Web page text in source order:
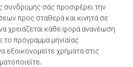
συνδρομής σάς προσφέρει την
προς σταθερά και κινητά σε
χρειάζεται κάθε φορά ανανέωση
πρόγραμμα μηνιαίας
εξοικονομείτε χρήματα στις